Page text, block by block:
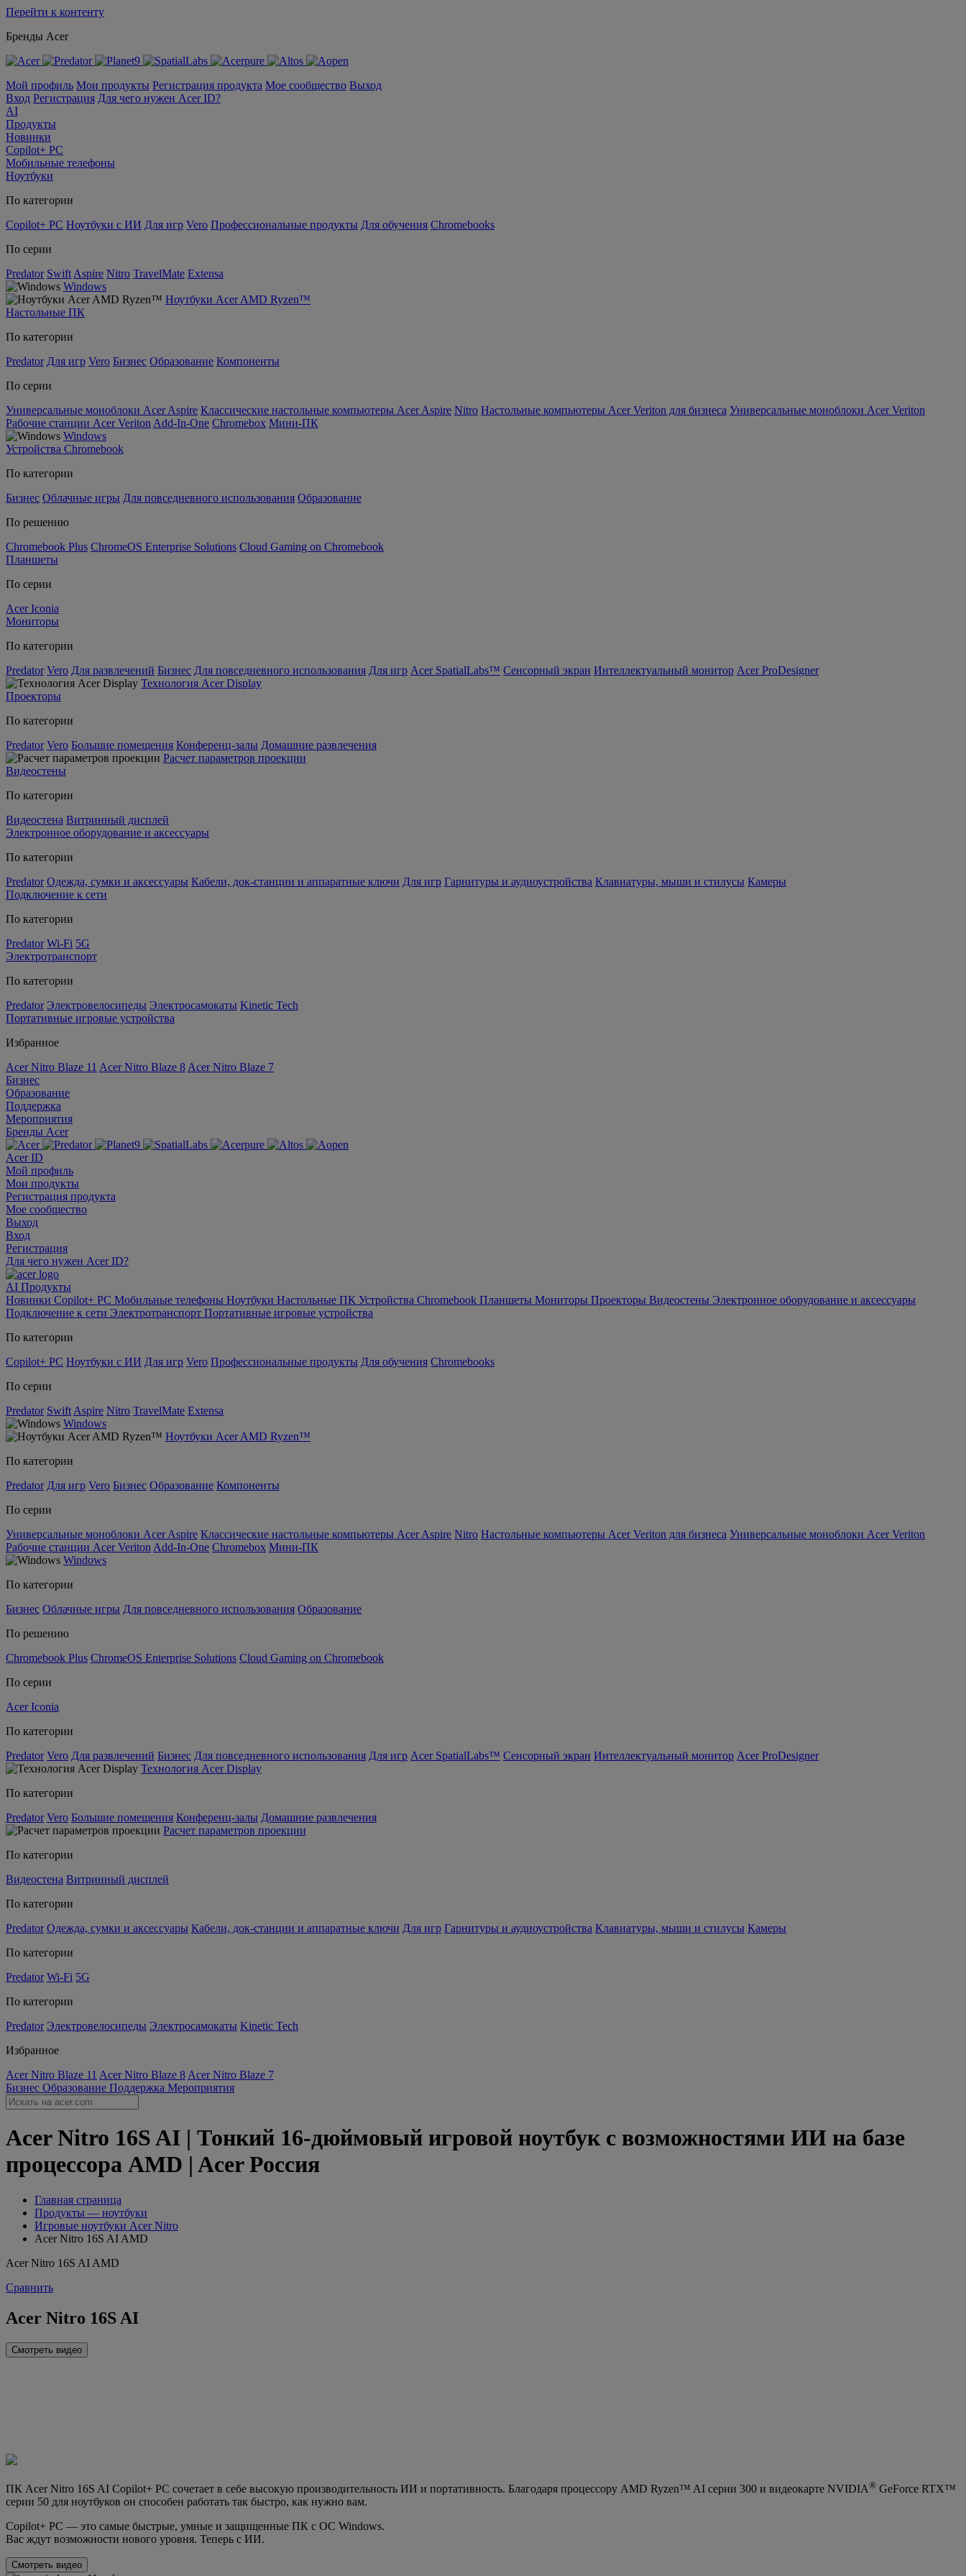
Перейти к контенту
Бренды Acer
Мой профиль Мои продукты Регистрация продукта Мое сообщество Выход
Вход Регистрация Для чего нужен Acer ID?
AI
Продукты
Новинки
Copilot+ PC
Мобильные телефоны
Ноутбуки
По категории
Copilot+ PC Ноутбуки с ИИ Для игр Vero Профессиональные продукты Для обучения Chromebooks
По серии
Predator Swift Aspire Nitro TravelMate Extensa
Windows
Ноутбуки Acer AMD Ryzen™
Настольные ПК
По категории
Predator Для игр Vero Бизнес Образование Компоненты
По серии
Универсальные моноблоки Acer Aspire Классические настольные компьютеры Acer Aspire Nitro Настольные компьютеры Acer Veriton для бизнеса Универсальные моноблоки Acer Veriton
Рабочие станции Acer Veriton Add-In-One Chromebox Мини-ПК
Windows
Устройства Chromebook
По категории
Бизнес Облачные игры Для повседневного использования Образование
По решению
Chromebook Plus ChromeOS Enterprise Solutions Cloud Gaming on Chromebook
Планшеты
По серии
Acer Iconia
Мониторы
По категории
Predator Vero Для развлечений Бизнес Для повседневного использования Для игр Acer SpatialLabs™ Сенсорный экран Интеллектуальный монитор Acer ProDesigner
Технология Acer Display
Проекторы
По категории
Predator Vero Большие помещения Конференц-залы Домашние развлечения
Расчет параметров проекции
Видеостены
По категории
Видеостена Витринный дисплей
Электронное оборудование и аксессуары
По категории
Predator Одежда, сумки и аксессуары Кабели, док-станции и аппаратные ключи Для игр Гарнитуры и аудиоустройства Клавиатуры, мыши и стилусы Камеры
Подключение к сети
По категории
Predator Wi-Fi 5G
Электротранспорт
По категории
Predator Электровелосипеды Электросамокаты Kinetic Tech
Портативные игровые устройства
Избранное
Acer Nitro Blaze 11 Acer Nitro Blaze 8 Acer Nitro Blaze 7
Бизнес
Образование
Поддержка
Мероприятия
Бренды Acer
Acer ID
Мой профиль
Мои продукты
Регистрация продукта
Мое сообщество
Выход
Вход
Регистрация
Для чего нужен Acer ID?
AI Продукты
Новинки Copilot+ PC Мобильные телефоны Ноутбуки Настольные ПК Устройства Chromebook Планшеты Мониторы Проекторы Видеостены Электронное оборудование и аксессуары
Подключение к сети Электротранспорт Портативные игровые устройства
По категории
Copilot+ PC Ноутбуки с ИИ Для игр Vero Профессиональные продукты Для обучения Chromebooks
По серии
Predator Swift Aspire Nitro TravelMate Extensa
Windows
Ноутбуки Acer AMD Ryzen™
По категории
Predator Для игр Vero Бизнес Образование Компоненты
По серии
Универсальные моноблоки Acer Aspire Классические настольные компьютеры Acer Aspire Nitro Настольные компьютеры Acer Veriton для бизнеса Универсальные моноблоки Acer Veriton
Рабочие станции Acer Veriton Add-In-One Chromebox Мини-ПК
Windows
По категории
Бизнес Облачные игры Для повседневного использования Образование
По решению
Chromebook Plus ChromeOS Enterprise Solutions Cloud Gaming on Chromebook
По серии
Acer Iconia
По категории
Predator Vero Для развлечений Бизнес Для повседневного использования Для игр Acer SpatialLabs™ Сенсорный экран Интеллектуальный монитор Acer ProDesigner
Технология Acer Display
По категории
Predator Vero Большие помещения Конференц-залы Домашние развлечения
Расчет параметров проекции
По категории
Видеостена Витринный дисплей
По категории
Predator Одежда, сумки и аксессуары Кабели, док-станции и аппаратные ключи Для игр Гарнитуры и аудиоустройства Клавиатуры, мыши и стилусы Камеры
По категории
Predator Wi-Fi 5G
По категории
Predator Электровелосипеды Электросамокаты Kinetic Tech
Избранное
Acer Nitro Blaze 11 Acer Nitro Blaze 8 Acer Nitro Blaze 7
Бизнес Образование Поддержка Мероприятия
Acer Nitro 16S AI | Тонкий 16-дюймовый игровой ноутбук с возможностями ИИ на базе
процессора AMD | Acer Россия
Главная страница
Продукты — ноутбуки
Игровые ноутбуки Acer Nitro
Acer Nitro 16S AI AMD
Acer Nitro 16S AI AMD
Сравнить
Acer Nitro 16S AI
Смотреть видео
ПК Acer Nitro 16S AI Copilot+ PC сочетает в себе высокую производительность ИИ и портативность. Благодаря процессору AMD Ryzen™ AI серии 300 и видеокарте NVIDIA® GeForce RTX™
серии 50 для ноутбуков он способен работать так быстро, как нужно вам.
Copilot+ PC — это самые быстрые, умные и защищенные ПК с ОС Windows.
Вас ждут возможности нового уровня. Теперь с ИИ.
Смотреть видео